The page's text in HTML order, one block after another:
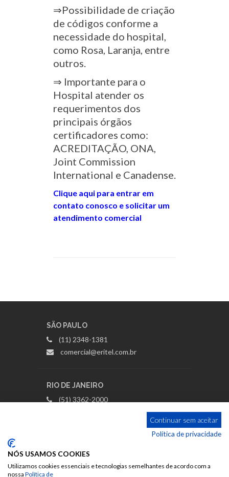
⇒Possibilidade de criação
de códigos conforme a
necessidade do hospital,
como Rosa, Laranja, entre
outros.
⇒ Importante para o
Hospital atender os
requerimentos dos
principais órgãos
certificadores como:
ACREDITAÇÃO, ONA,
Joint Commission
International e Canadense.
Clique aqui para entrar em
contato conosco e solicitar um
atendimento comercial
SÃO PAULO
(11) 2348-1381
comercial@eritel.com.br
RIO DE JANEIRO
(51) 3362-2000
(51) 3362-2000 | 3362-8506
comercial@eritel.com.br
Continuar sem aceitar
Política de privacidade
NÓS USAMOS COOKIES
Utilizamos cookies essenciais e tecnologias semelhantes de acordo com a
nossa Política de